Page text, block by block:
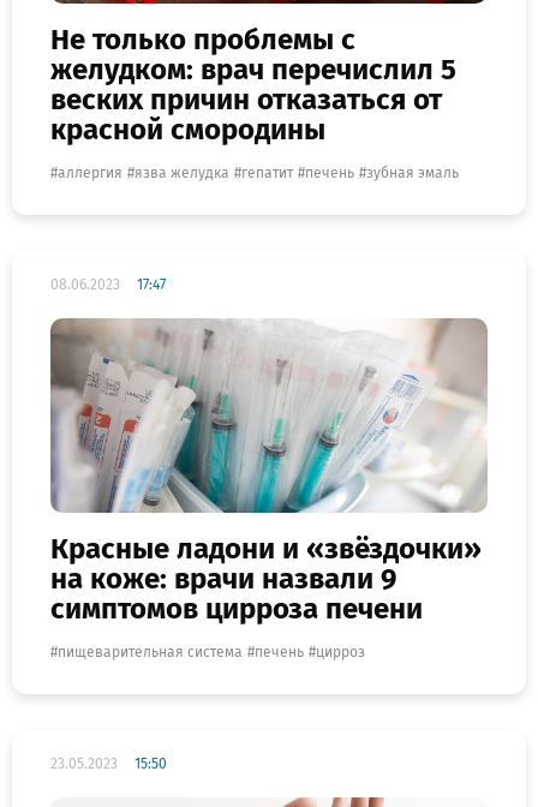
Не только проблемы с
желудком: врач перечислил 5
веских причин отказаться от
красной смородины
аллергия язва желудка гепатит печень зубная эмаль
08.06.2023 17:47
Красные ладони и «звёздочки»
на коже: врачи назвали 9
симптомов цирроза печени
пищеварительная система печень цирроз
23.05.2023 15:50